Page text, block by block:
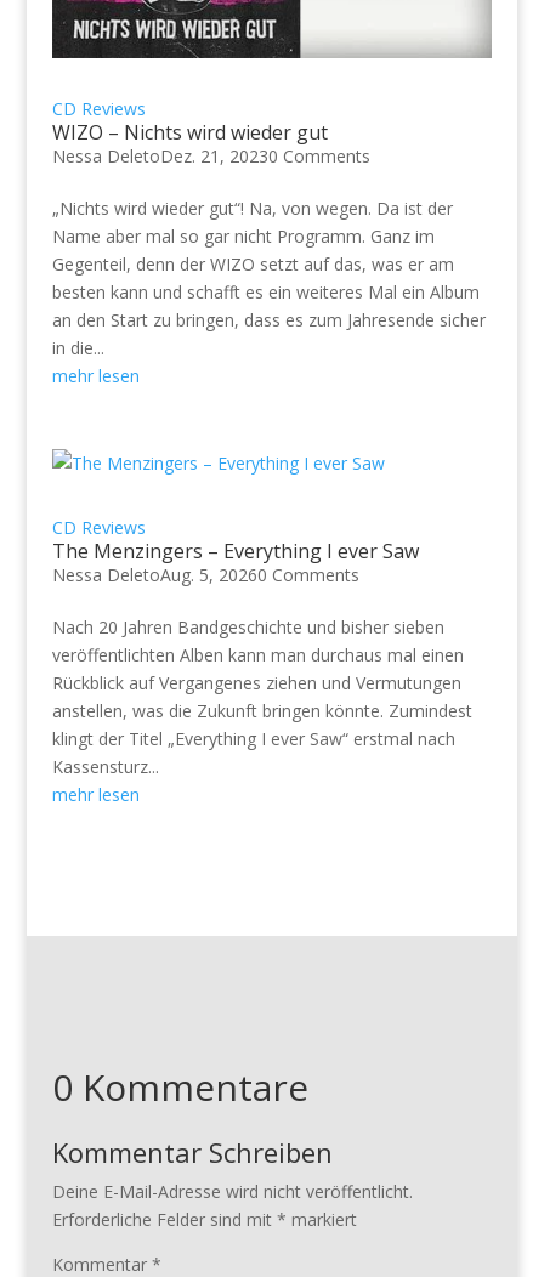
CD Reviews
WIZO – Nichts wird wieder gut
Nessa DeletoDez. 21, 20230 Comments
„Nichts wird wieder gut“! Na, von wegen. Da ist der
Name aber mal so gar nicht Programm. Ganz im
Gegenteil, denn der WIZO setzt auf das, was er am
besten kann und schafft es ein weiteres Mal ein Album
an den Start zu bringen, dass es zum Jahresende sicher
in die...
mehr lesen
CD Reviews
The Menzingers – Everything I ever Saw
Nessa DeletoAug. 5, 20260 Comments
Nach 20 Jahren Bandgeschichte und bisher sieben
veröffentlichten Alben kann man durchaus mal einen
Rückblick auf Vergangenes ziehen und Vermutungen
anstellen, was die Zukunft bringen könnte. Zumindest
klingt der Titel „Everything I ever Saw“ erstmal nach
Kassensturz...
mehr lesen
0 Kommentare
Kommentar Schreiben
Deine E-Mail-Adresse wird nicht veröffentlicht.
Erforderliche Felder sind mit * markiert
Kommentar *